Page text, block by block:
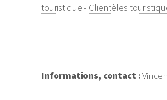
touristique - Clientèles
Informations, contact :